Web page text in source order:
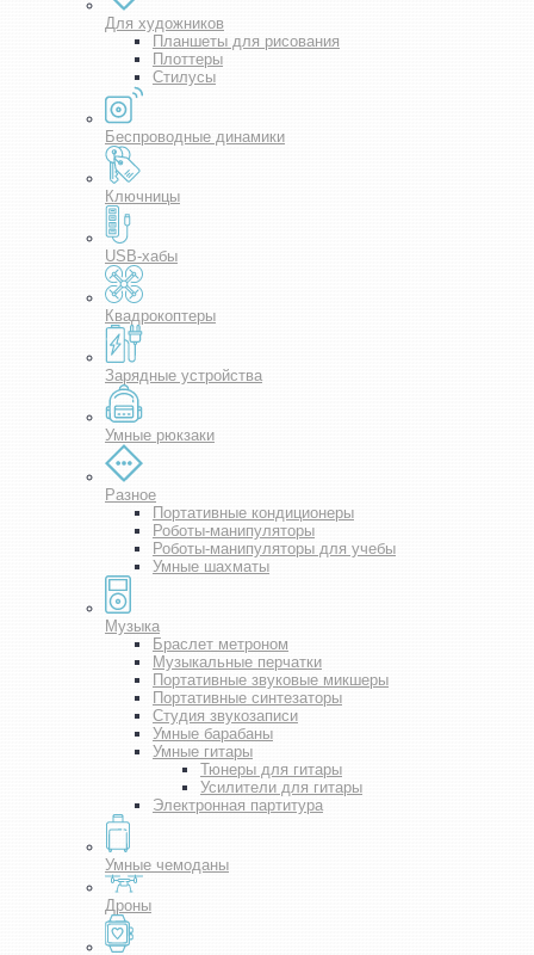
Для художников
Планшеты для рисования
Плоттеры
Стилусы
Беспроводные динамики
Ключницы
USB-хабы
Квадрокоптеры
Зарядные устройства
Умные рюкзаки
Разное
Портативные кондиционеры
Роботы-манипуляторы
Роботы-манипуляторы для учебы
Умные шахматы
Музыка
Браслет метроном
Музыкальные перчатки
Портативные звуковые микшеры
Портативные синтезаторы
Студия звукозаписи
Умные барабаны
Умные гитары
Тюнеры для гитары
Усилители для гитары
Электронная партитура
Умные чемоданы
Дроны